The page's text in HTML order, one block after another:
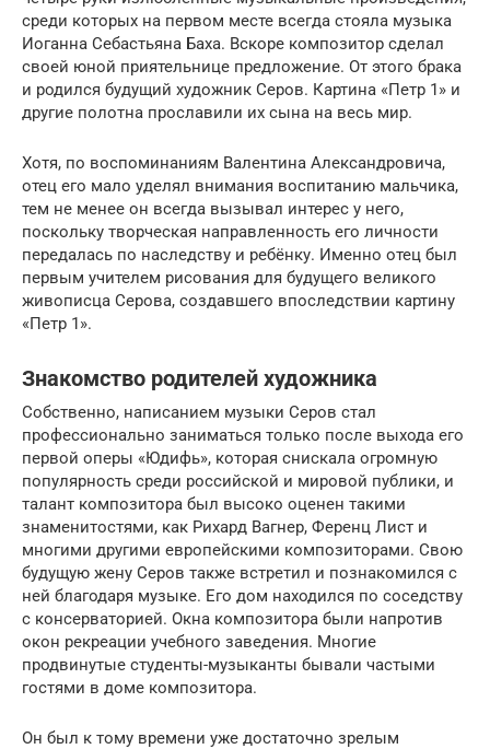
среди которых на первом месте всегда стояла музыка
Иоганна Себастьяна Баха. Вскоре композитор сделал
своей юной приятельнице предложение. От этого брака
и родился будущий художник Серов. Картина «Петр 1» и
другие полотна прославили их сына на весь мир.
Хотя, по воспоминаниям Валентина Александровича,
отец его мало уделял внимания воспитанию мальчика,
тем не менее он всегда вызывал интерес у него,
поскольку творческая направленность его личности
передалась по наследству и ребёнку. Именно отец был
первым учителем рисования для будущего великого
живописца Серова, создавшего впоследствии картину
«Петр 1».
Знакомство родителей художника
Собственно, написанием музыки Серов стал
профессионально заниматься только после выхода его
первой оперы «Юдифь», которая снискала огромную
популярность среди российской и мировой публики, и
талант композитора был высоко оценен такими
знаменитостями, как Рихард Вагнер, Ференц Лист и
многими другими европейскими композиторами. Свою
будущую жену Серов также встретил и познакомился с
ней благодаря музыке. Его дом находился по соседству
с консерваторией. Окна композитора были напротив
окон рекреации учебного заведения. Многие
продвинутые студенты-музыканты бывали частыми
гостями в доме композитора.
Он был к тому времени уже достаточно зрелым